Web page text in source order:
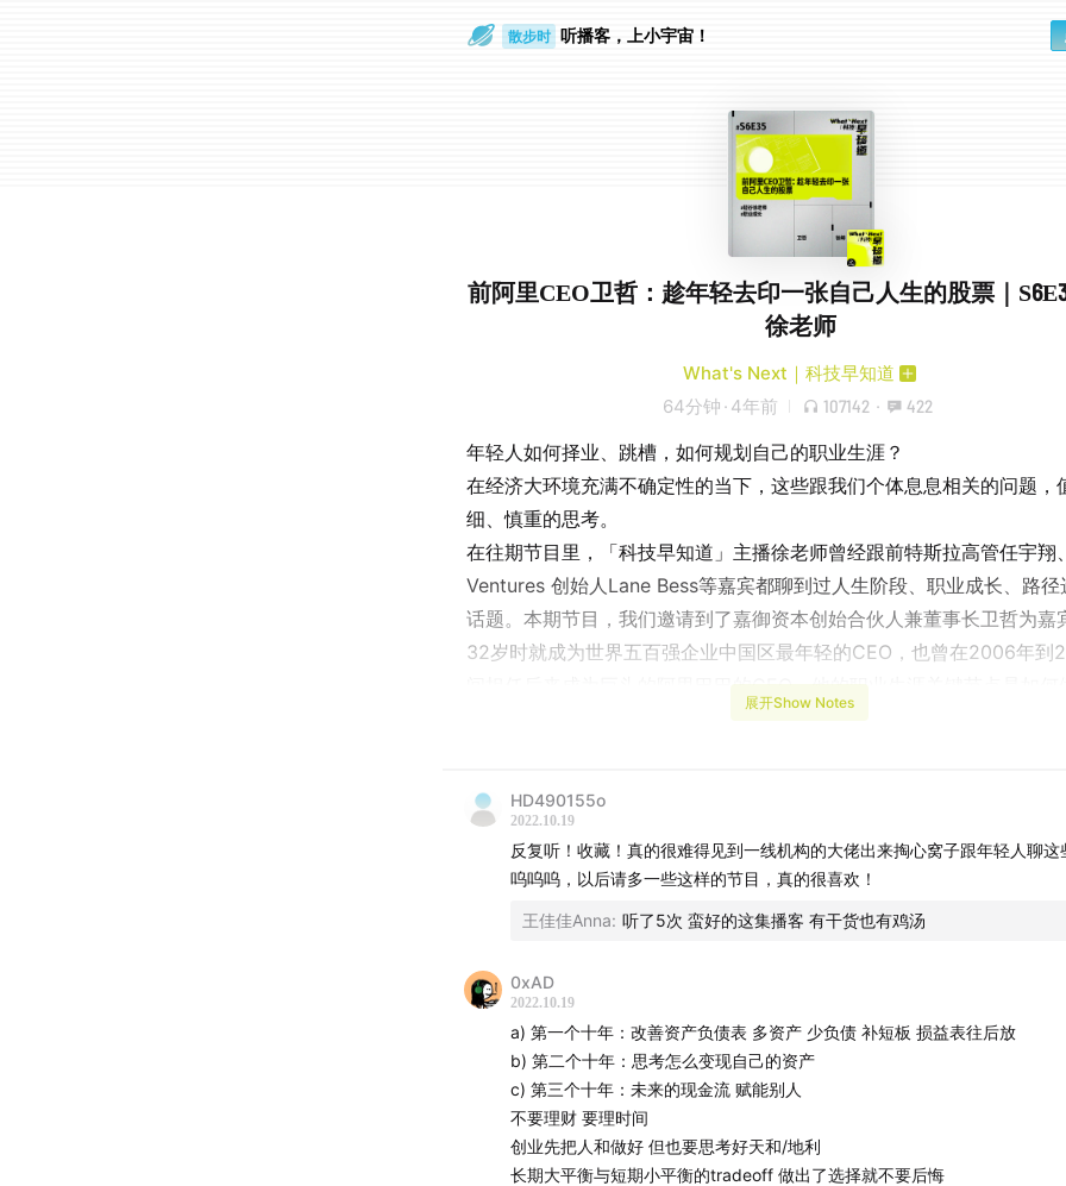
散步时
听播客，上小宇宙！
前阿里CEO卫哲：趁年轻去印一张自己人生的股票｜
徐老师
What's Next｜科技早知道
64分钟 · 4年前 107142 · 422
年轻人如何择业、跳槽，如何规划自己的职业生涯？
在经济大环境充满不确定性的当下，这些跟我们个体息息相关的问题，
细、慎重的思考。
在往期节目里，「科技早知道」主播徐老师曾经跟前特斯拉高管任宇翔
Ventures 创始人Lane Bess等嘉宾都聊到过人生阶段、职业成长、路径
话题。本期节目，我们邀请到了嘉御资本创始合伙人兼董事长卫哲为嘉
32岁时就成为世界五百强企业中国区最年轻的CEO，也曾在2006年到
间担任后来成为巨头的阿里巴巴的CEO，他的职业生涯关键节点是如何
年轻人找工作换工作，不妨考虑新行业、新公司、新部门、新岗位、
走出校园后的每一个十年，重点应该放在不同方面
与其想办法怎么利用好碎片化时间，不如想办法消灭碎片化时间
即便你有资格躺平，也不要躺平
工作与生活的平衡，要看你追求每天平衡、每年平衡还是整个人生的
本期人物
徐皞，硅谷连续创业者、高管、投资人、斯坦福商学院客座讲师，「科
道」主播，推特账号（@H0wie_Xu），公众号（硅谷云）
卫哲，嘉御资本创始合伙人兼董事长，前阿里巴巴CEO
展开Show Notes
HD490155o
2022.10.19
反复听！收藏！真的很难得见到一线机构的大佬出来掏心窝子跟年轻人聊这
呜呜呜，以后请多一些这样的节目，真的很喜欢！
王佳佳Anna: 听了5次 蛮好的这集播客 有干货也有鸡汤
0xAD
2022.10.19
a) 第一个十年：改善资产负债表 多资产 少负债 补短板 损益表往后放
b) 第二个十年：思考怎么变现自己的资产
c) 第三个十年：未来的现金流 赋能别人
不要理财 要理时间
创业先把人和做好 但也要思考好天和/地利
长期大平衡与短期小平衡的tradeoff 做出了选择就不要后悔